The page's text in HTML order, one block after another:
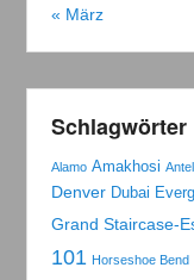
« März
Schlagwörter
Alamo Amakhosi
Denver Dubai
Grand Staircase-
101 Horseshoe Bend